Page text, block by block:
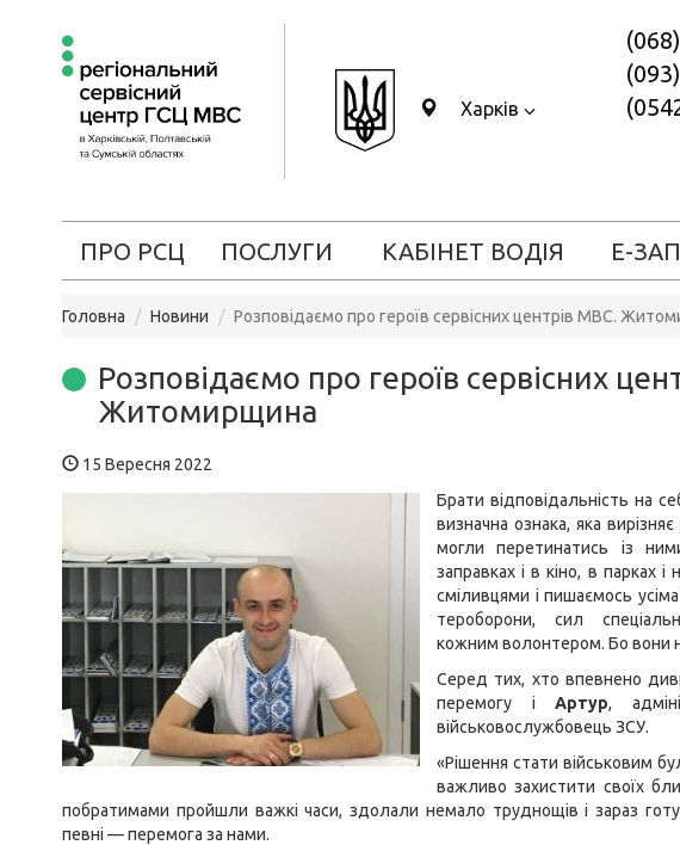
Харків
ПРО РСЦ ПОСЛУГИ КАБІНЕТ ВОДІЯ Е-
Головна Новини Розповідаємо про героїв сервісних центрів МВС.
Розповідаємо про героїв сервісних
Житомирщина
15 Вересня 2022
Брати відповідальність на
визначна ознака, яка
могли перетинатись із
заправках і в кіно, в парках
сміливцями і пишаємось усіма
тероборони, сил
кожним волонтером. Бо вони
Серед тих, хто впевнено
перемогу іАртур,
військовослужбовець ЗСУ.
«Рішення стати військовим
важливо захистити своїх
побратимами пройшли важкі часи, здолали немало труднощів і зараз
певні — перемога за нами.